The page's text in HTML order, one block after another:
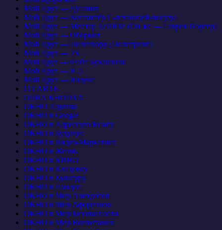
Мой Друг — Дуэлянт
Мой Друг — Контактёр С-летающей-посуды
Мой Друг — Мистер ДеШОУ (Он же — Гаврик Портер)
Мой Друг — Обормот
Мой Друг — Политкорр (Политринг)
Мой Друг — ТБ
Мой Друг — Фэйс Букашкин:
Мой Друг — Я :)
Мой Друг — Яндекс
О САЙТЕ
ОДНА КНОПКА
ОКНО Админа
ОКНО в Google
ОКНО в Адресную Книгу
ОКНО в Будущее
ОКНО в Видео-Маркетинг
ОКНО в Жизнь
ОКНО в КИНО
ОКНО в Кладовку
ОКНО в Культуру
ОКНО в Лондон
ОКНО в Мир Анекдотов
ОКНО в Мир Афоризмов
ОКНО в Мир Безопасности
ОКНО в Мир Воспитания